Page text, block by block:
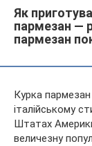
Як
пармезан —
пармезан
Курка
італійському
Штатах
величезну